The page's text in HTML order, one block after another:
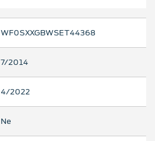
WF0SXXGBWSET44368
7/2014
4/2022
Ne